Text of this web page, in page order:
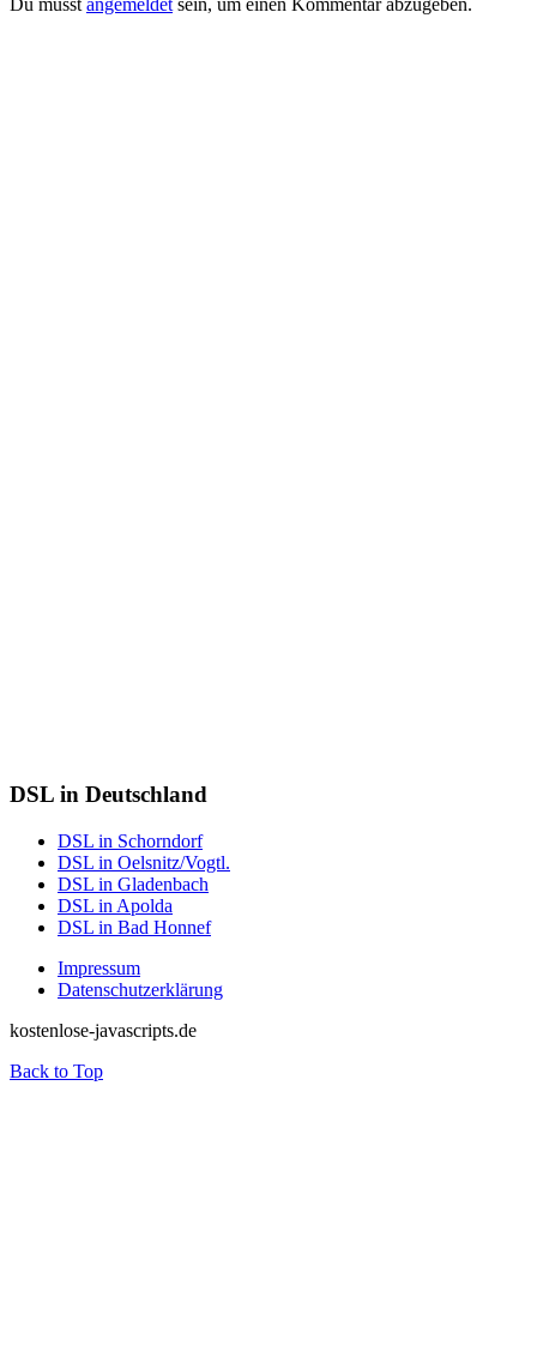
Du musst angemeldet sein, um einen Kommentar abzugeben.
DSL in Deutschland
DSL in Schorndorf
DSL in Oelsnitz/Vogtl.
DSL in Gladenbach
DSL in Apolda
DSL in Bad Honnef
Impressum
Datenschutzerklärung
kostenlose-javascripts.de
Back to Top